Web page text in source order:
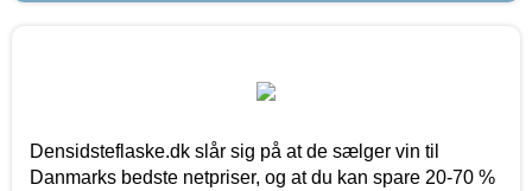
Densidsteflaske.dk slår sig på at de sælger vin til
Danmarks bedste netpriser, og at du kan spare 20-70 %